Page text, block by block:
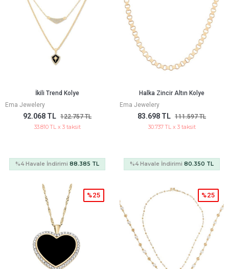
İkili Trend Kolye
Ema Jewelery
92.068 TL 122.757 TL
33.810 TL x 3 taksit
%4 Havale İndirimi 88.385 TL
Halka Zincir Altın Kolye
Ema Jewelery
83.698 TL 111.597 TL
30.737 TL x 3 taksit
%4 Havale İndirimi 80.350 TL
%25 %25